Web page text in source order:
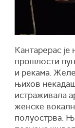
Кантарерас је
прошлости
и рекама.
њихов
истраживала
женске
полуострва.